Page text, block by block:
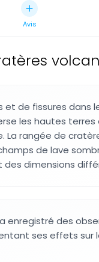
Avis
et de fissures dans
les hautes terres
La rangée de
de lave
dimensions
enregistré des
ses effets sur